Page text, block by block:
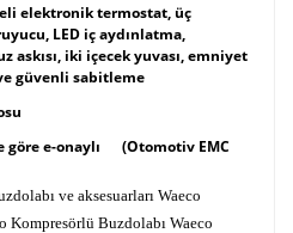
elektronik termostat, üç
LED iç aydınlatma,
askısı, iki içecek yuvası, emniyet
güvenli sabitleme
göre e-onaylı (Otomotiv EMC
ve aksesuarları Waeco
Kompresörlü Buzdolabı Waeco